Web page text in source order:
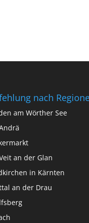
nach
am Wörther See
an der Glan
in Kärnten
an der Drau